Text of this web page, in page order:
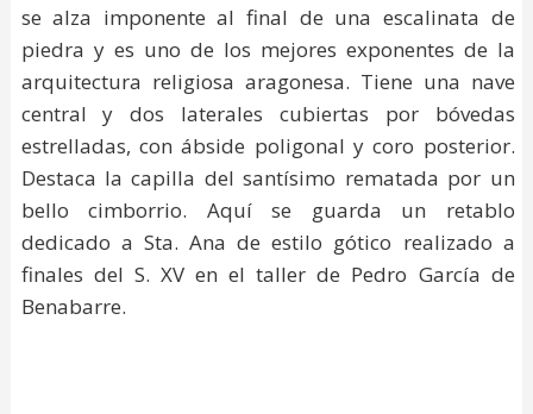
se alza imponente al final de una escalinata de
piedra y es uno de los mejores exponentes de la
arquitectura religiosa aragonesa. Tiene una nave
central y dos laterales cubiertas por bóvedas
estrelladas, con ábside poligonal y coro posterior.
Destaca la capilla del santísimo rematada por un
bello cimborrio. Aquí se guarda un retablo
dedicado a Sta. Ana de estilo gótico realizado a
finales del S. XV en el taller de Pedro García de
Benabarre.